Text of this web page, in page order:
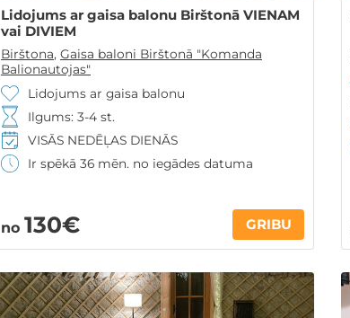
Lidojums ar gaisa balonu Birštonā VIENAM
vai DIVIEM
Birštona, Gaisa baloni Birštonā "Komanda
Balionautojas"
Lidojums ar gaisa balonu
Ilgums: 3-4 st.
VISĀS NEDĒĻAS DIENĀS
Ir spēkā 36 mēn. no iegādes datuma
no 130€ GRIBU